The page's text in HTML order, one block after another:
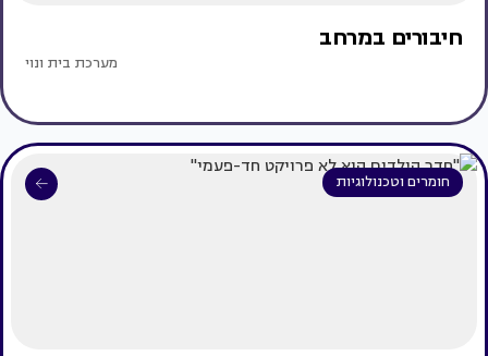
חיבורים במרחב
מערכת בית ונוי
חומרים וטכנולוגיות